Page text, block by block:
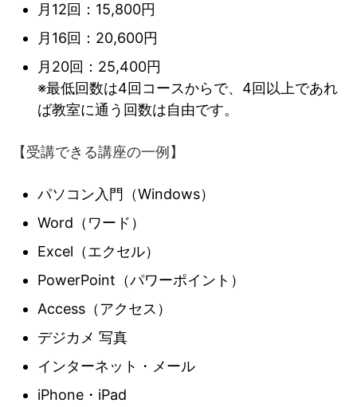
月12回：15,800円
月16回：20,600円
月20回：25,400円
※最低回数は4回コースからで、4回以上であれ
ば教室に通う回数は自由です。
【受講できる講座の一例】
パソコン入門（Windows）
Word（ワード）
Excel（エクセル）
PowerPoint（パワーポイント）
Access（アクセス）
デジカメ 写真
インターネット・メール
iPhone・iPad